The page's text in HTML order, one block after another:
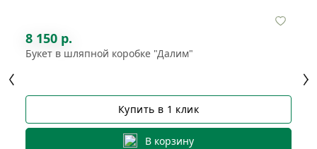
8 150 р.
Букет в шляпной коробке "Далим"
Купить в 1 клик
В корзину